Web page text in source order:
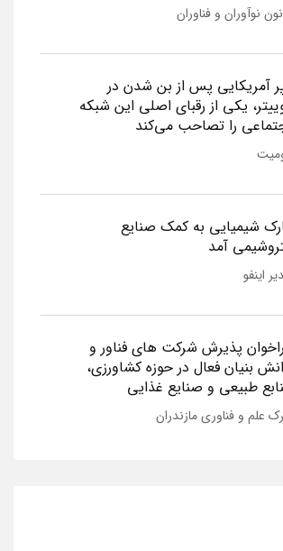
نوآوران و فناوران
آمریکایی پس از بن شدن در
یکی از رقبای اصلی این شبکه
را تصاحب می‌کند
شیمیایی به کمک صنایع
آمد
اینفو
پذیرش شرکت های فناور و
بنیان فعال در حوزه کشاورزی،
طبیعی و صنایع غذایی
علم و فناوری مازندران